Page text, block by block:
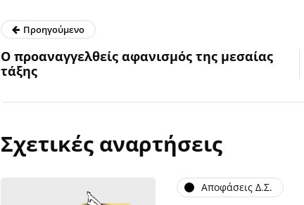
Προηγούμενο
Ο προαναγγελθείς αφανισμός της μεσαίας
τάξης
Σχετικές αναρτήσεις
Αποφάσεις Δ.Σ.